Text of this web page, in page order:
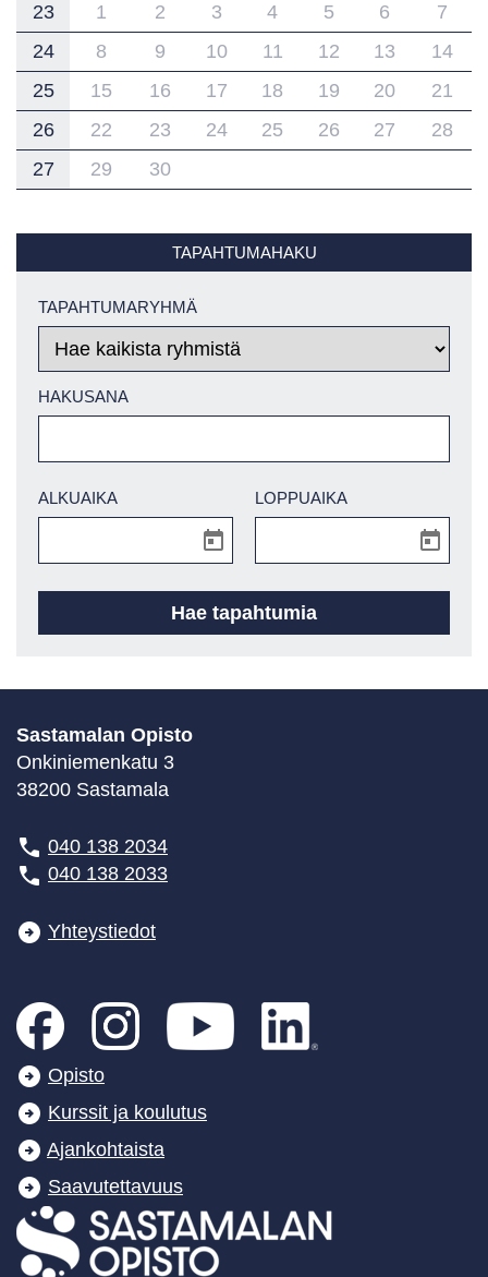
23
1 2 3 4 5 6
7
24
8 9 10 11 12 13
14
25
15 16 17 18 19 20
21
26
22 23 24 25 26 27
28
27
29 30
TAPAHTUMAHAKU
TAPAHTUMARYHMÄ
HAKUSANA
ALKUAIKA LOPPUAIKA
Sastamalan Opisto
Onkiniemenkatu 3
38200 Sastamala
040 138 2034
040 138 2033
Yhteystiedot
Opisto
Kurssit ja koulutus
Ajankohtaista
Saavutettavuus